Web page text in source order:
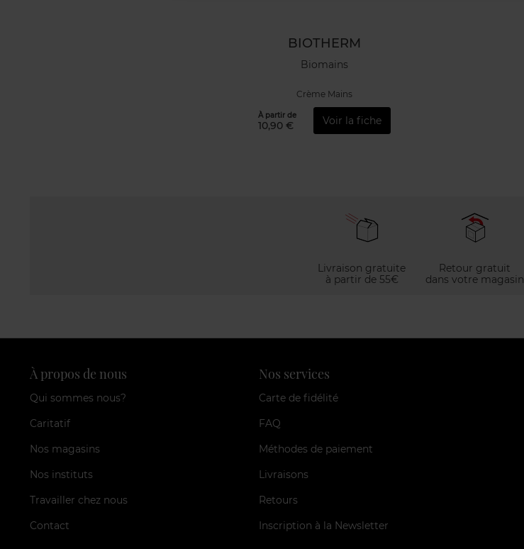
BIOTHERM
Biomains
Crème Mains
À partir de
10,90 € Voir la fiche
Livraison gratuite
à partir de 55€
Retour gratuit
dans votre magasin
À propos de nous
Qui sommes nous?
Caritatif
Nos magasins
Nos instituts
Travailler chez nous
Contact
Nos services
Carte de fidélité
FAQ
Méthodes de paiement
Livraisons
Retours
Inscription à la Newsletter